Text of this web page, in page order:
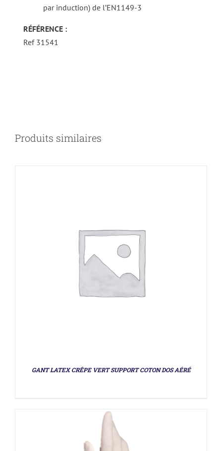
par induction) de l’EN1149-3
RÉFÉRENCE :
Ref 31541
Produits similaires
GANT LATEX CRÊPE VERT SUPPORT COTON DOS AÉRÉ